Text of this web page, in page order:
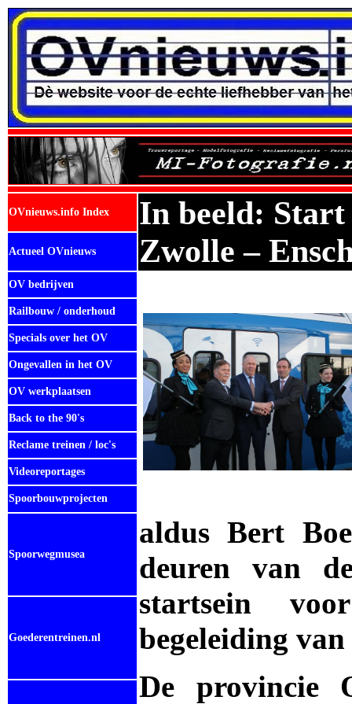
OVnieuws.info Index
In beeld:
Zwolle –
Actueel OVnieuws
OV bedrijven
Railbouw / onderhoud
Specials over het OV
Ongevallen in het OV
OV werkplaatsen
Back to the 90's
Reclame treinen / loc's
Videoreportages
Spoorbouwprojecten
Spoorwegmusea
aldus Bert
deuren van
startsein
begeleiding
De provincie
Goederentreinen.nl